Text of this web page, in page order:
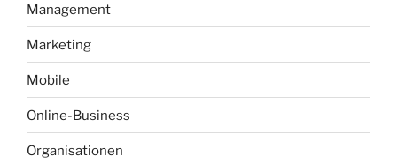
Management
Marketing
Mobile
Online-Business
Organisationen